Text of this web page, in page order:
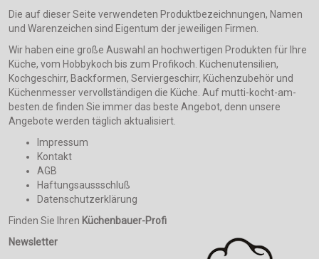
Die auf dieser Seite verwendeten Produktbezeichnungen, Namen
und Warenzeichen sind Eigentum der jeweiligen Firmen.
Wir haben eine große Auswahl an hochwertigen Produkten für Ihre
Küche, vom Hobbykoch bis zum Profikoch. Küchenutensilien,
Kochgeschirr, Backformen, Serviergeschirr, Küchenzubehör und
Küchenmesser vervollständigen die Küche. Auf mutti-kocht-am-
besten.de finden Sie immer das beste Angebot, denn unsere
Angebote werden täglich aktualisiert.
Impressum
Kontakt
AGB
Haftungsaussschluß
Datenschutzerklärung
Finden Sie Ihren Küchenbauer-Profi
Newsletter